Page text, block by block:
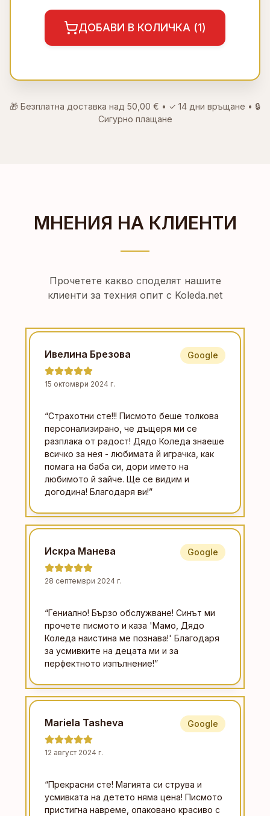
ДОБАВИ В КОЛИЧКА (1)
🎁 Безплатна доставка над 50,00 € • ✓ 14 дни връщане • 🔒
Сигурно плащане
МНЕНИЯ НА КЛИЕНТИ
Прочетете какво споделят нашите
клиенти за техния опит с Koleda.net
Ивелина Брезова
15 октомври 2024 г.
Google
“Страхотни сте!!! Писмото беше толкова
персонализирано, че дъщеря ми се
разплака от радост! Дядо Коледа знаеше
всичко за нея - любимата й играчка, как
помага на баба си, дори името на
любимото й зайче. Ще се видим и
догодина! Благодаря ви!”
Искра Манева
28 септември 2024 г.
Google
“Гениално! Бързо обслужване! Синът ми
прочете писмото и каза 'Мамо, Дядо
Коледа наистина ме познава!' Благодаря
за усмивките на децата ми и за
перфектното изпълнение!”
Mariela Tasheva
12 август 2024 г.
Google
“Прекрасни сте! Магията си струва и
усмивката на детето няма цена! Писмото
пристигна навреме, опаковано красиво с